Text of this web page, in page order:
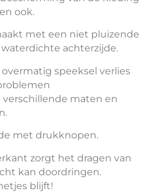
ook.
met een niet pluizende
achterzijde.
speeksel verlies
maten en
met drukknopen.
zorgt het dragen van
kan doordringen.
blijft!